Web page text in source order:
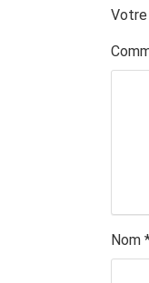
Votre
Nom